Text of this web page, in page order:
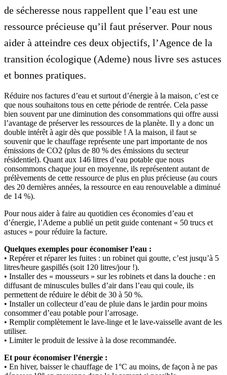
de sécheresse nous rappellent que l’eau est une
ressource précieuse qu’il faut préserver. Pour nous
aider à atteindre ces deux objectifs, l’Agence de la
transition écologique (Ademe) nous livre ses astuces
et bonnes pratiques.
Réduire nos factures d’eau et surtout d’énergie à la maison, c’est ce
que nous souhaitons tous en cette période de rentrée. Cela passe
bien souvent par une diminution des consommations qui offre aussi
l’avantage de préserver les ressources de la planète. Il y a donc un
double intérêt à agir dès que possible ! A la maison, il faut se
souvenir que le chauffage représente une part importante de nos
émissions de CO2 (plus de 80 % des émissions du secteur
résidentiel). Quant aux 146 litres d’eau potable que nous
consommons chaque jour en moyenne, ils représentent autant de
prélèvements de cette ressource de plus en plus précieuse (au cours
des 20 dernières années, la ressource en eau renouvelable a diminué
de 14 %).
Pour nous aider à faire au quotidien ces économies d’eau et
d’énergie, l’Ademe a publié un petit guide contenant « 50 trucs et
astuces » pour réduire la facture.
Quelques exemples pour économiser l’eau :
• Repérer et réparer les fuites : un robinet qui goutte, c’est jusqu’à 5
litres/heure gaspillés (soit 120 litres/jour !).
• Installer des « mousseurs » sur les robinets et dans la douche : en
diffusant de minuscules bulles d’air dans l’eau qui coule, ils
permettent de réduire le débit de 30 à 50 %.
• Installer un collecteur d’eau de pluie dans le jardin pour moins
consommer d’eau potable pour l’arrosage.
• Remplir complètement le lave-linge et le lave-vaisselle avant de les
utiliser.
• Limiter le produit de lessive à la dose recommandée.
Et pour économiser l’énergie :
• En hiver, baisser le chauffage de 1°C au moins, de façon à ne pas